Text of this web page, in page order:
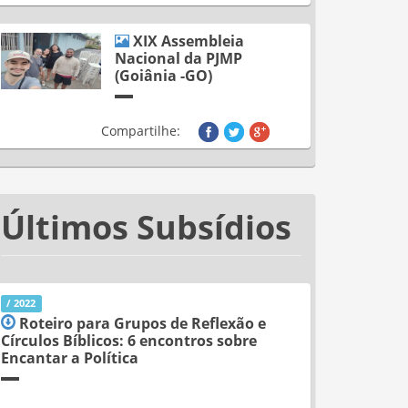
XIX Assembleia
Nacional da PJMP
(Goiânia -GO)
Compartilhe:
Últimos Subsídios
/ 2022
Roteiro para Grupos de Reflexão e
Círculos Bíblicos: 6 encontros sobre
Encantar a Política